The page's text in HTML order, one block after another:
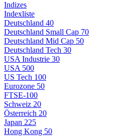
Indizes
Indexliste
Deutschland 40
Deutschland Small Cap 70
Deutschland Mid Cap 50
Deutschland Tech 30
USA Industrie 30
USA 500
US Tech 100
Eurozone 50
FTSE-100
Schweiz 20
Österreich 20
Japan 225
Hong Kong 50